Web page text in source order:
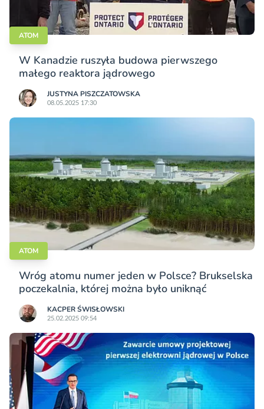
ATOM
W Kanadzie ruszyła budowa pierwszego
małego reaktora jądrowego
JUSTYNA PISZCZATOWSKA
08.05.2025 17:30
ATOM
Wróg atomu numer jeden w Polsce? Brukselska
poczekalnia, której można było uniknąć
KACPER ŚWISŁO­WSKI
25.02.2025 09:54